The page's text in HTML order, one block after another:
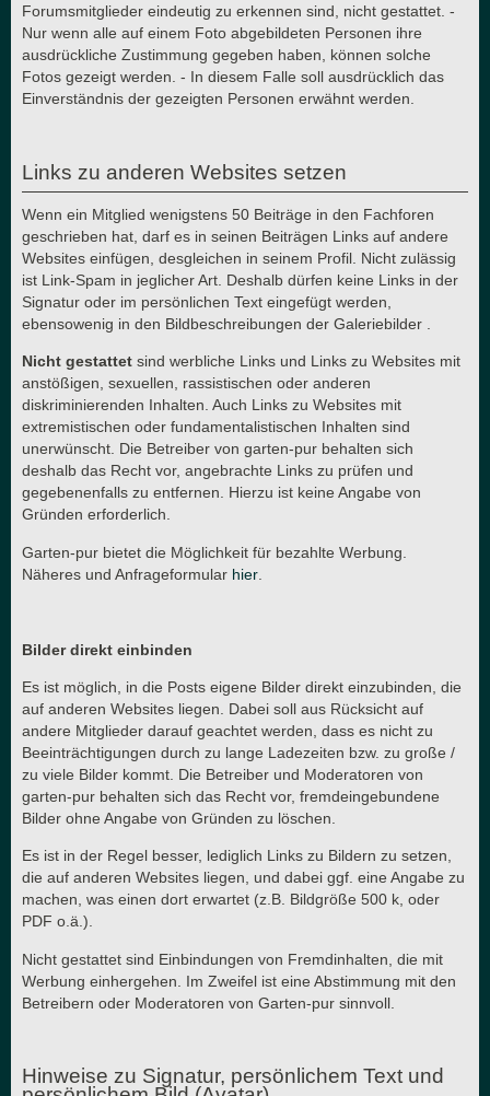
Forumsmitglieder eindeutig zu erkennen sind, nicht gestattet. -
Nur wenn alle auf einem Foto abgebildeten Personen ihre
ausdrückliche Zustimmung gegeben haben, können solche
Fotos gezeigt werden. - In diesem Falle soll ausdrücklich das
Einverständnis der gezeigten Personen erwähnt werden.
Links zu anderen Websites setzen
Wenn ein Mitglied wenigstens 50 Beiträge in den Fachforen
geschrieben hat, darf es in seinen Beiträgen Links auf andere
Websites einfügen, desgleichen in seinem Profil. Nicht zulässig
ist Link-Spam in jeglicher Art. Deshalb dürfen keine Links in der
Signatur oder im persönlichen Text eingefügt werden,
ebensowenig in den Bildbeschreibungen der Galeriebilder .
Nicht gestattet sind werbliche Links und Links zu Websites mit
anstößigen, sexuellen, rassistischen oder anderen
diskriminierenden Inhalten. Auch Links zu Websites mit
extremistischen oder fundamentalistischen Inhalten sind
unerwünscht. Die Betreiber von garten-pur behalten sich
deshalb das Recht vor, angebrachte Links zu prüfen und
gegebenenfalls zu entfernen. Hierzu ist keine Angabe von
Gründen erforderlich.
Garten-pur bietet die Möglichkeit für bezahlte Werbung.
Näheres und Anfrageformular hier
Bilder direkt einbinden
Es ist möglich, in die Posts eigene Bilder direkt einzubinden, die
auf anderen Websites liegen. Dabei soll aus Rücksicht auf
andere Mitglieder darauf geachtet werden, dass es nicht zu
Beeinträchtigungen durch zu lange Ladezeiten bzw. zu große /
zu viele Bilder kommt. Die Betreiber und Moderatoren von
garten-pur behalten sich das Recht vor, fremdeingebundene
Bilder ohne Angabe von Gründen zu löschen.
Es ist in der Regel besser, lediglich Links zu Bildern zu setzen,
die auf anderen Websites liegen, und dabei ggf. eine Angabe zu
machen, was einen dort erwartet (z.B. Bildgröße 500 k, oder
PDF o.ä.).
Nicht gestattet sind Einbindungen von Fremdinhalten, die mit
Werbung einhergehen. Im Zweifel ist eine Abstimmung mit den
Betreibern oder Moderatoren von Garten-pur sinnvoll.
Hinweise zu Signatur, persönlichem Text und